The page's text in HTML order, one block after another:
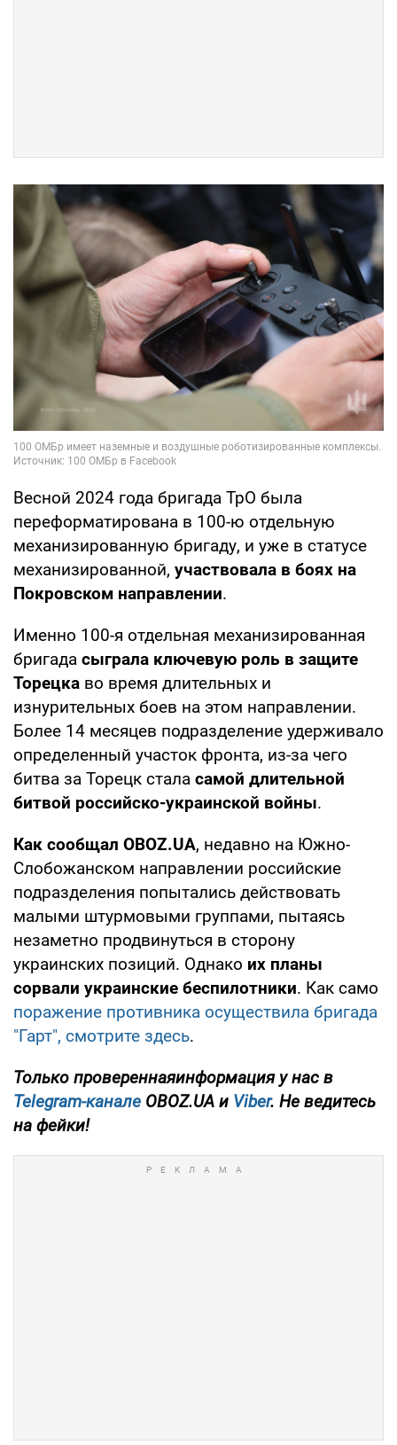
Весной 2024 года бригада ТрО была
переформатирована в 100-ю отдельную
механизированную бригаду, и уже в статусе
механизированной, участвовала в боях на
Покровском направлении.
Именно 100-я отдельная механизированная
бригада сыграла ключевую роль в защите
Торецка во время длительных и
изнурительных боев на этом направлении.
Более 14 месяцев подразделение удерживало
определенный участок фронта, из-за чего
битва за Торецк стала самой длительной
битвой российско-украинской войны.
Как сообщал OBOZ.UA, недавно на Южно-
Слобожанском направлении российские
подразделения попытались действовать
малыми штурмовыми группами, пытаясь
незаметно продвинуться в сторону
украинских позиций. Однако их планы
сорвали украинские беспилотники. Как само
поражение противника осуществила бригада
"Гарт", смотрите здесь.
Только провереннаяинформация у нас в
Telegram-канале OBOZ.UA и Viber. Не ведитесь
на фейки!